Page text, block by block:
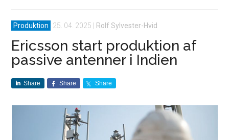
Produktion 25. 04. 2025 Rolf Sylvester-Hvid
Ericsson start produktion af
passive antenner i Indien
Share Share Share